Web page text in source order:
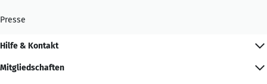
Presse
Hilfe & Kontakt
Mitgliedschaften